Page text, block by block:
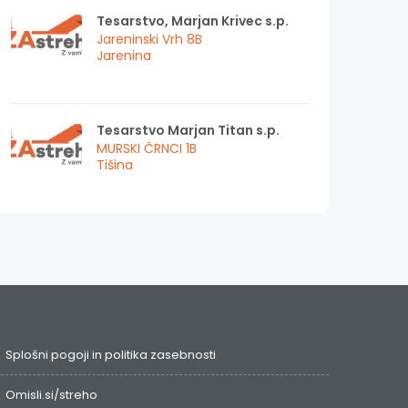
Tesarstvo, Marjan Krivec s.p.
Jareninski Vrh 8B
Jarenina
Tesarstvo Marjan Titan s.p.
MURSKI ČRNCI 1B
Tišina
Splošni pogoji in politika zasebnosti
Omisli.si/streho